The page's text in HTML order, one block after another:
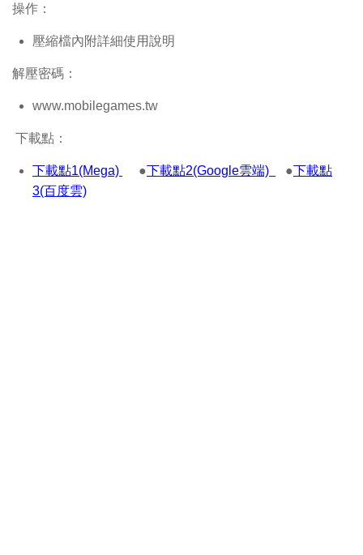
操作：
壓縮檔內附詳細使用說明
解壓密碼：
www.mobilegames.tw
下載點：
下載點1(Mega) ●下載點2(Google雲端) ●下載點
3(百度雲)